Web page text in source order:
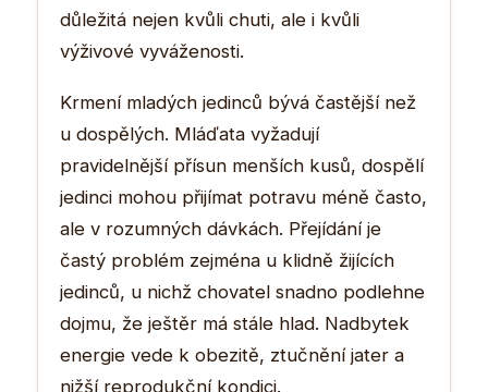
důležitá nejen kvůli chuti, ale i kvůli
výživové vyváženosti.
Krmení mladých jedinců bývá častější než
u dospělých. Mláďata vyžadují
pravidelnější přísun menších kusů, dospělí
jedinci mohou přijímat potravu méně často,
ale v rozumných dávkách. Přejídání je
častý problém zejména u klidně žijících
jedinců, u nichž chovatel snadno podlehne
dojmu, že ještěr má stále hlad. Nadbytek
energie vede k obezitě, ztučnění jater a
nižší reprodukční kondici.